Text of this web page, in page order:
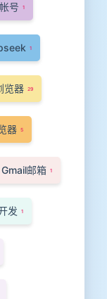
号 1
1
览器 29
器 5
Gmail邮箱 1
发 1